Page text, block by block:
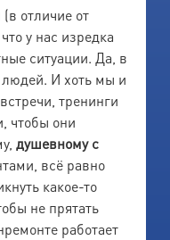
(в отличие от
у нас изредка
ситуации. Да, в
И хоть мы и
тренинги
чтобы они
душевному с
всё равно
какое-то
не прятать
работает